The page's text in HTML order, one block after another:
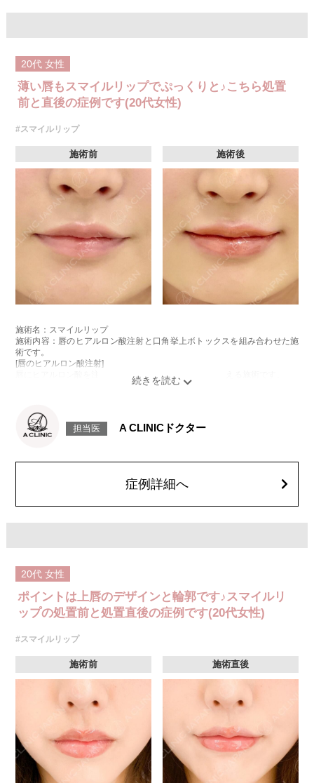
20代 女性
薄い唇もスマイルリップでぷっくりと♪こちら処置
前と直後の症例です(20代女性)
#スマイルリップ
施術前 施術後
施術名：スマイルリップ
施術内容：唇のヒアルロン酸注射と口角挙上ボトックスを組み合わせた施
術です。
[唇のヒアルロン酸注射]
唇にヒアルロン酸を注入し、ボリュームやバランスを整える施術です。
施術時間：約15～20分程
リスク、副作用：腫れ、赤み、内出血、痛み、突っ張り感などが生じるこ
ほどお控えください。ボトックス注入後は男性は3か月、女性は2か月避妊
費用：レスチレン 68,900円(税込)
オプション：表面麻酔 3,300円(税込) 笑気麻酔 3,300円(税込)
担当医 A CLINICドクター
症例詳細へ
20代 女性
ポイントは上唇のデザインと輪郭です♪スマイルリ
ップの処置前と処置直後の症例です(20代女性)
#スマイルリップ
施術前 施術直後